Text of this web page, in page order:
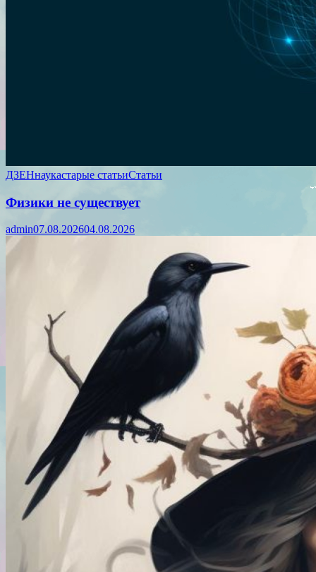
ДЗЕНнаукастарые статьиСтатьи
Физики не существует
admin07.08.202604.08.2026